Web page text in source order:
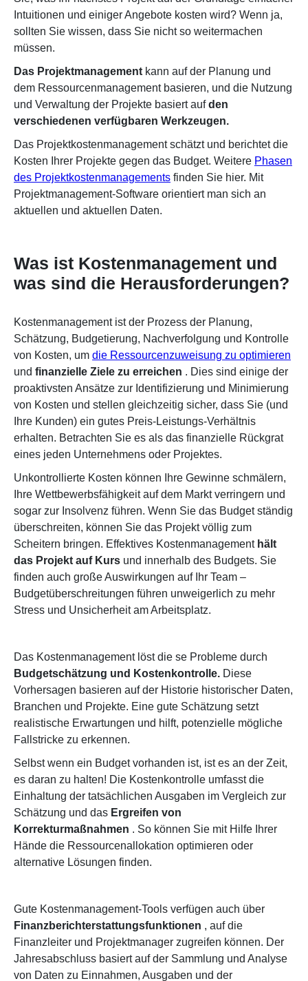
Intuitionen und einiger Angebote kosten wird? Wenn ja,
sollten Sie wissen, dass Sie nicht so weitermachen
müssen.
Das Projektmanagement kann auf der Planung und
dem Ressourcenmanagement basieren, und die Nutzung
und Verwaltung der Projekte basiert aufden
verschiedenen verfügbaren Werkzeugen.
Das Projektkostenmanagement schätzt und berichtet die
Kosten Ihrer Projekte gegen das Budget. Weitere Phasen
des Projektkostenmanagements finden Sie hier. Mit
Projektmanagement-Software orientiert man sich an
aktuellen und aktuellen Daten.
Was ist Kostenmanagement und
was sind die Herausforderungen?
Kostenmanagement ist der Prozess der Planung,
Schätzung, Budgetierung, Nachverfolgung und Kontrolle
von Kosten, um die Ressourcenzuweisung zu optimieren
und finanzielle Ziele zu erreichen . Dies sind einige der
proaktivsten Ansätze zur Identifizierung und Minimierung
von Kosten und stellen gleichzeitig sicher, dass Sie (und
Ihre Kunden) ein gutes Preis-Leistungs-Verhältnis
erhalten. Betrachten Sie es als das finanzielle Rückgrat
eines jeden Unternehmens oder Projektes.
Unkontrollierte Kosten können Ihre Gewinne schmälern,
Ihre Wettbewerbsfähigkeit auf dem Markt verringern und
sogar zur Insolvenz führen. Wenn Sie das Budget ständig
überschreiten, können Sie das Projekt völlig zum
Scheitern bringen. Effektives Kostenmanagement hält
das Projekt auf Kurs und innerhalb des Budgets. Sie
finden auch große Auswirkungen auf Ihr Team –
Budgetüberschreitungen führen unweigerlich zu mehr
Stress und Unsicherheit am Arbeitsplatz.
Das Kostenmanagement löst die se Probleme durch
Budgetschätzung und Kostenkontrolle. Diese
Vorhersagen basieren auf der Historie historischer Daten,
Branchen und Projekte. Eine gute Schätzung setzt
realistische Erwartungen und hilft, potenzielle mögliche
Fallstricke zu erkennen.
Selbst wenn ein Budget vorhanden ist, ist es an der Zeit,
es daran zu halten! Die Kostenkontrolle umfasst die
Einhaltung der tatsächlichen Ausgaben im Vergleich zur
Schätzung und das Ergreifen von
Korrekturmaßnahmen . So können Sie mit Hilfe Ihrer
Hände die Ressourcenallokation optimieren oder
alternative Lösungen finden.
Gute Kostenmanagement-Tools verfügen auch über
Finanzberichterstattungsfunktionen , auf die
Finanzleiter und Projektmanager zugreifen können. Der
Jahresabschluss basiert auf der Sammlung und Analyse
von Daten zu Einnahmen, Ausgaben und der